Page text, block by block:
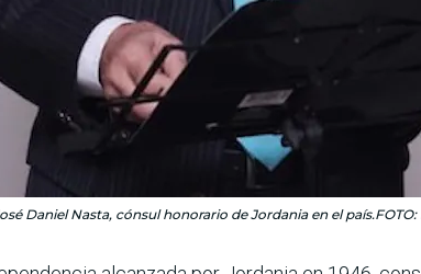
Daniel Nasta, cónsul honorario de Jordania en el país.FOTO: